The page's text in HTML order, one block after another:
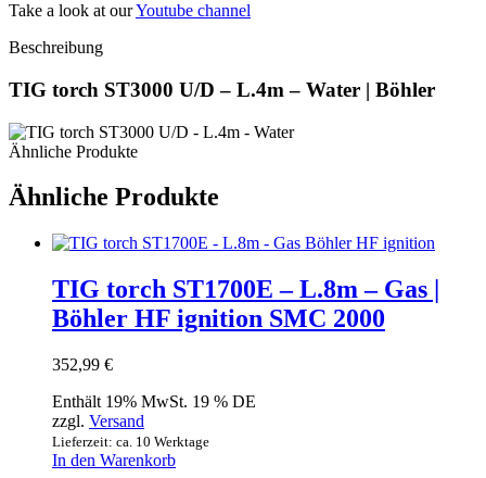
Take a look at ourYoutube channel
Beschreibung
TIG torch ST3000 U/D – L.4m – Water | Böhler
Ähnliche Produkte
Ähnliche Produkte
TIG torch ST1700E – L.8m – Gas |
Böhler HF ignition SMC 2000
352,99 €
Enthält 19% MwSt. 19 % DE
zzgl. Versand
Lieferzeit: ca. 10 Werktage
In den Warenkorb